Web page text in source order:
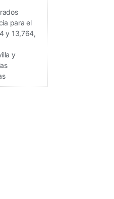
para el
y 13,764,
y